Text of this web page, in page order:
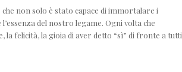
non solo è stato capace di immortalare i
del nostro legame. Ogni volta che
la felicità, la gioia di aver detto “sì” di fronte a tutti